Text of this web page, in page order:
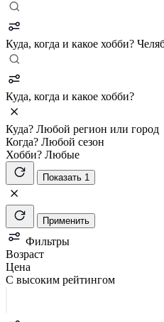
Куда, когда и какое хобби?
Куда, когда и какое хобби?
Куда? Любой регион или город
Когда? Любой сезон
Хобби? Любые
Показать 1
Применить
Фильтры
Возраст
Цена
С высоким рейтингом